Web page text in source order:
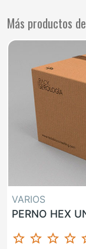
Más productos
VARIOS
PERNO HEX
star_border star_border star_border star_border